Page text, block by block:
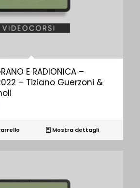
E RADIONICA –
– Tiziano Guerzoni &
Mostra dettagli